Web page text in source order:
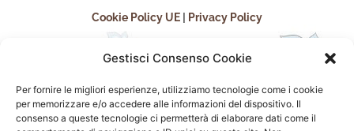
Gestisci Consenso Cookie
Per fornire le migliori esperienze, utilizziamo tecnologie come i cookie
per memorizzare e/o accedere alle informazioni del dispositivo. Il
consenso a queste tecnologie ci permetterà di elaborare dati come il
Cookie Policy UE Privacy Policy